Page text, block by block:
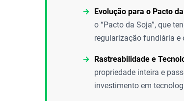
Evolução para o Pacto
o “Pacto da Soja”, que
regularização fundiária e
Rastreabilidade e
propriedade inteira e
investimento em